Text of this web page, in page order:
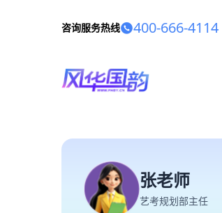
咨询服务热线 400-666-4114
张老师
艺考规划部主任